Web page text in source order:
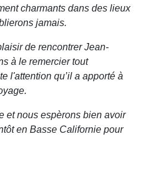
charmants dans des lieux
jamais.
de rencontrer Jean-
à le remercier tout
l'attention qu’il a apporté à
et nous espèrons bien avoir
en Basse Californie pour